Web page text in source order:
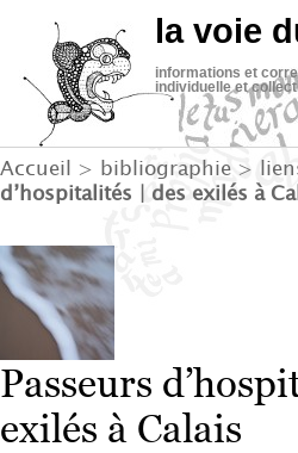
la voie
informations et
individuelle et
Accueil > bibliographie >
d’hospitalités | des exilés à
Passeurs
exilés à Calais